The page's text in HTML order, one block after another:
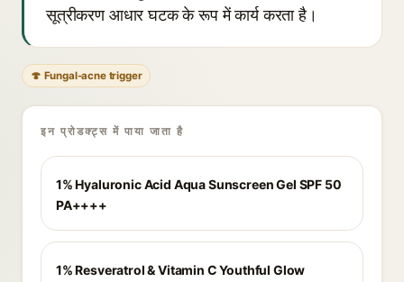
सूत्रीकरण आधार घटक के रूप में कार्य करता है।
🍄 Fungal-acne trigger
इन प्रोडक्ट्स में पाया जाता है
1% Hyaluronic Acid Aqua Sunscreen Gel SPF 50
PA++++
1% Resveratrol & Vitamin C Youthful Glow